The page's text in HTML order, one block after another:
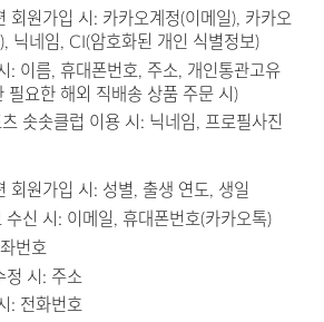
회원가입 시: 카카오계정(이메일), 카카오
닉네임, CI(암호화된 개인 식별정보)
: 이름, 휴대폰번호, 주소, 개인통관고유
필요한 해외 직배송 상품 주문 시)
츠 솟솟클럽 이용 시: 닉네임, 프로필사진
회원가입 시: 성별, 출생 연도, 생일
수신 시: 이메일, 휴대폰번호(카카오톡)
번호
정 시: 주소
: 전화번호